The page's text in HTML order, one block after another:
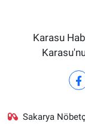
Karasu
Sakarya